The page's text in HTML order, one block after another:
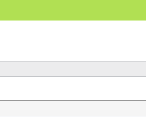
Hauptnavigation